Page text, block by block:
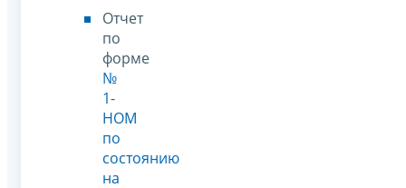
Отчет
по
форме
№
1-
НОМ
по
состоянию
на